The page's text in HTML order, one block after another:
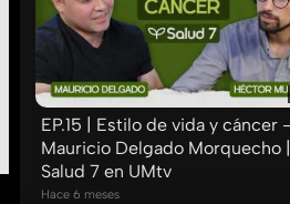
EP.15 | Estilo de vida y cáncer -
Mauricio Delgado Morquecho |
Salud 7 en UMtv
Hace 6 meses